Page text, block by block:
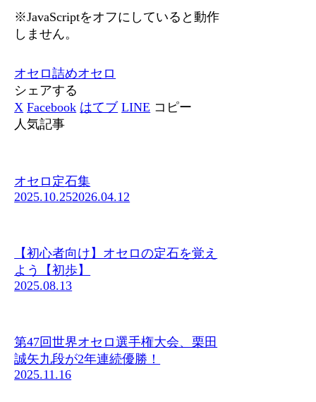
※JavaScriptをオフにしていると動作
しません。
オセロ詰めオセロ
シェアする
X Facebook はてブ LINE コピー
人気記事
オセロ定石集
2025.10.252026.04.12
【初心者向け】オセロの定石を覚え
よう【初歩】
2025.08.13
第47回世界オセロ選手権大会、栗田
誠矢九段が2年連続優勝！
2025.11.16